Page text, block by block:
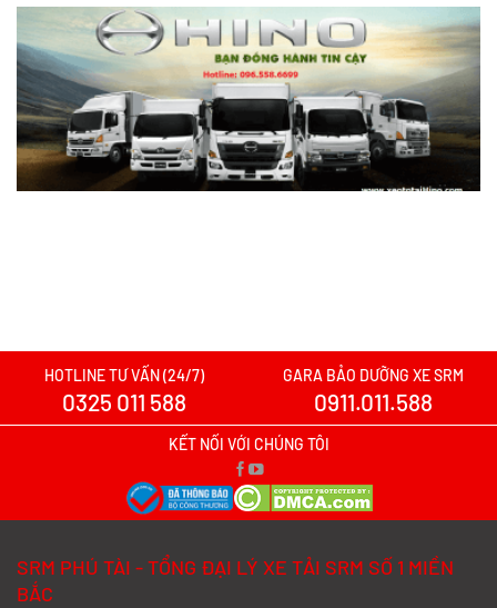
Nên mua xe tải SRM T30 vs Suzuki Carry
Pro? So sánh chi tiết
Xem chi tiết >>
Nên mua xe tải SRM T30 hay Tera 100?
Tìm hiểu chi tiết
Xe tải SRM T20A vs TQ Wuling N300P:
Nên xuống tiền cho mẫu xe nào?
Xem chi tiết >>
K01S Từ A–Z
HOTLINE TƯ VẤN (24/7)
0325 011 588
GARA BẢO DƯỠNG XE SRM
0911.011.588
KẾT NỐI VỚI CHÚNG TÔI
SRM PHÚ TÀI - TỔNG ĐẠI LÝ XE TẢI SRM SỐ 1 MIỀN
BẮC